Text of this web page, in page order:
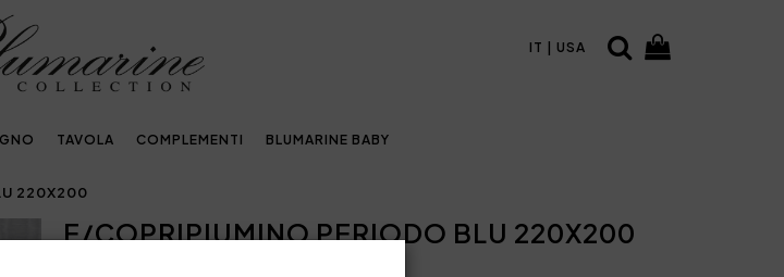
IT | USA
TAVOLA COMPLEMENTI BLUMARINE BABY
220X200
NextE/COPRIPIUMINO PERIODO BLU 220X200